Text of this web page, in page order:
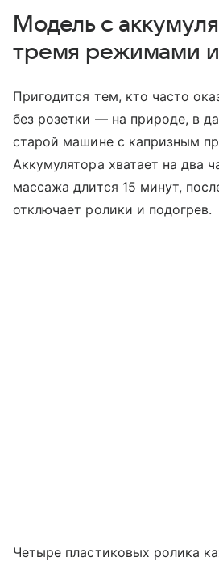
Модель с
тремя режимами
Пригодится тем, кто часто
без розетки — на природе, в
старой машине с капризным
Аккумулятора хватает на два
массажа длится 15 минут,
отключает ролики и подогрев.
Четыре пластиковых ролика